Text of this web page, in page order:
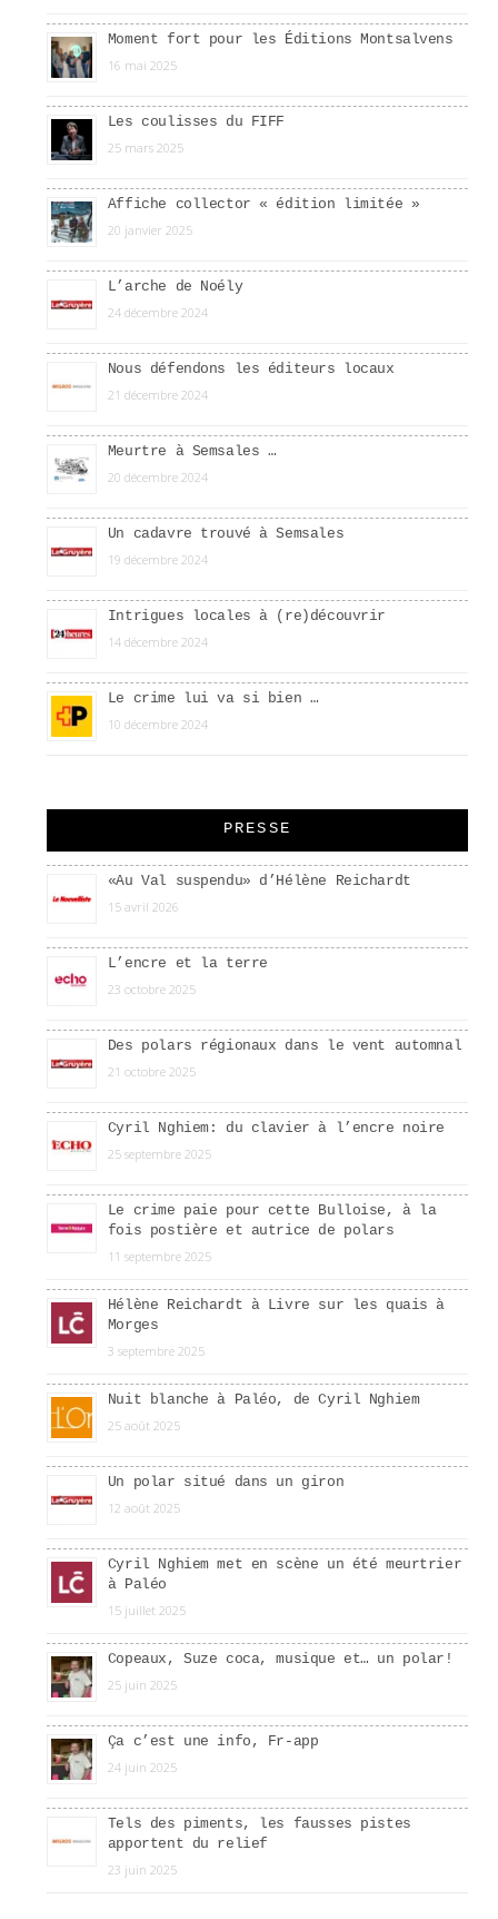
Moment fort pour les Éditions Montsalvens
16 mai 2025
Les coulisses du FIFF
25 mars 2025
Affiche collector « édition limitée »
20 janvier 2025
L’arche de Noély
24 décembre 2024
Nous défendons les éditeurs locaux
21 décembre 2024
Meurtre à Semsales …
20 décembre 2024
Un cadavre trouvé à Semsales
19 décembre 2024
Intrigues locales à (re)découvrir
14 décembre 2024
Le crime lui va si bien …
10 décembre 2024
PRESSE
«Au Val suspendu» d’Hélène Reichardt
15 avril 2026
L’encre et la terre
23 octobre 2025
Des polars régionaux dans le vent automnal
21 octobre 2025
Cyril Nghiem: du clavier à l’encre noire
25 septembre 2025
Le crime paie pour cette Bulloise, à la
fois postière et autrice de polars
11 septembre 2025
Hélène Reichardt à Livre sur les quais à
Morges
3 septembre 2025
Nuit blanche à Paléo, de Cyril Nghiem
25 août 2025
Un polar situé dans un giron
12 août 2025
Cyril Nghiem met en scène un été meurtrier
à Paléo
15 juillet 2025
Copeaux, Suze coca, musique et… un polar!
25 juin 2025
Ça c’est une info, Fr-app
24 juin 2025
Tels des piments, les fausses pistes
apportent du relief
23 juin 2025